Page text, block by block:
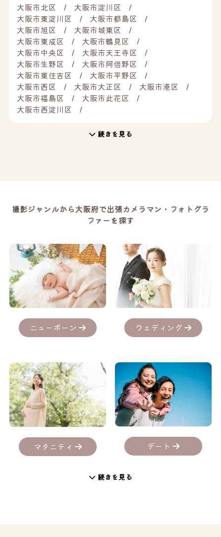
大阪市北区
大阪市淀川区
大阪市東淀川区
大阪市都島区
大阪市旭区
大阪市城東区
大阪市東成区
大阪市鶴見区
大阪市中央区
大阪市天王寺区
大阪市生野区
大阪市阿倍野区
大阪市東住吉区
大阪市平野区
大阪市西区
大阪市大正区
大阪市港区
大阪市福島区
大阪市此花区
大阪市西淀川区
続きを見る
撮影ジャンルから大阪府で出張カメラマン・フォトグラ
ファーを探す
ニューボーン ウェディング
マタニティ デート
続きを見る